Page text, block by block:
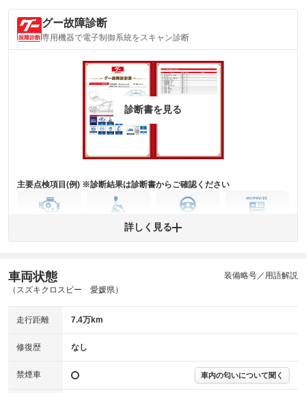
グー故障診断
専用機器で電子制御系統をスキャン診断
診断書を見る
主要点検項目(例) ※診断結果は診断書からご確認ください
ミッション
ステアリング
ABS その他
※グー故障診断は保証サービスではございません。購入時は必ず現車をご
※実際にお渡しする故障診断書につきましては、形式および表示項目が異
※グー故障診断書はあくまでも実施時点での診断結果となります。将来に
わたり車両状態を担保するものではありませんので、車両情報等の詳細は
詳しく見る
車両状態
（スズキクロスビー 愛媛県）
装備略号／用語解説
走行距離 7.4万km
修復歴 なし
禁煙車 車内の匂いについて聞く